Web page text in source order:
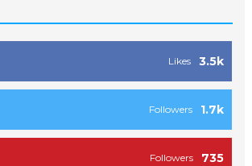
3.5k
Likes
1.7k
Followers
735
Followers